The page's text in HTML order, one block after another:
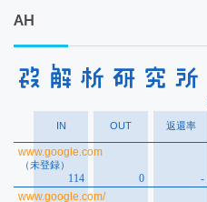
カ
イ
AH